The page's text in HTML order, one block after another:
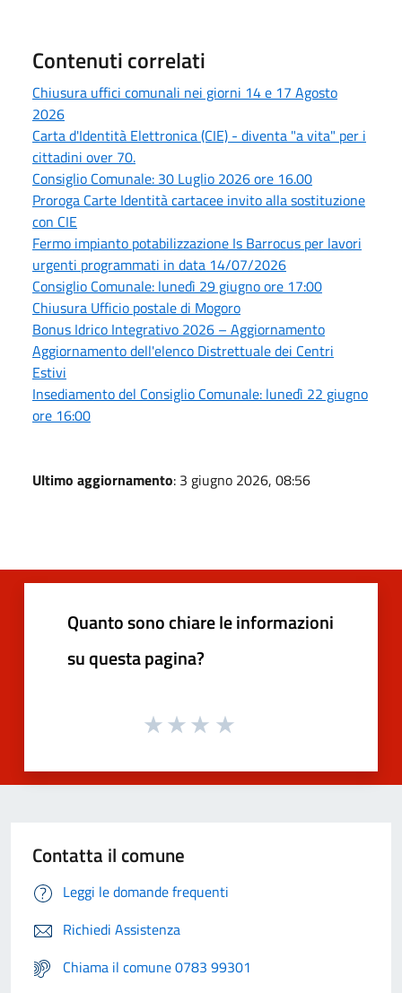
Contenuti correlati
Chiusura uffici comunali nei giorni 14 e 17 Agosto
2026
Carta d'Identità Elettronica (CIE) - diventa "a vita" per i
cittadini over 70.
Consiglio Comunale: 30 Luglio 2026 ore 16.00
Proroga Carte Identità cartacee invito alla sostituzione
con CIE
Fermo impianto potabilizzazione Is Barrocus per lavori
urgenti programmati in data 14/07/2026
Consiglio Comunale: lunedì 29 giugno ore 17:00
Chiusura Ufficio postale di Mogoro
Bonus Idrico Integrativo 2026 – Aggiornamento
Aggiornamento dell'elenco Distrettuale dei Centri
Estivi
Insediamento del Consiglio Comunale: lunedì 22 giugno
ore 16:00
Ultimo aggiornamento: 3 giugno 2026, 08:56
Quanto sono chiare le informazioni
su questa pagina?
Contatta il comune
Leggi le domande frequenti
Richiedi Assistenza
Chiama il comune 0783 99301